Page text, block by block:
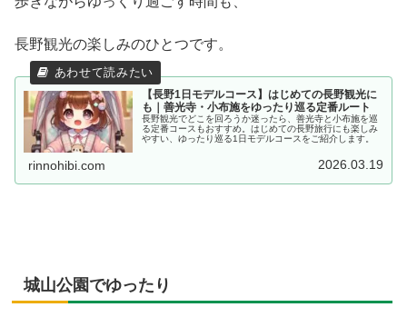
長野観光の楽しみのひとつです。
【長野1日モデルコース】はじめての長野観光に
も｜善光寺・小布施をゆったり巡る定番ルート
長野観光でどこを回ろうか迷ったら、善光寺と小布施を巡
る定番コースもおすすめ。はじめての長野旅行にも楽しみ
やすい、ゆったり巡る1日モデルコースをご紹介します。
rinnohibi.com 2026.03.19
城山公園でゆったり